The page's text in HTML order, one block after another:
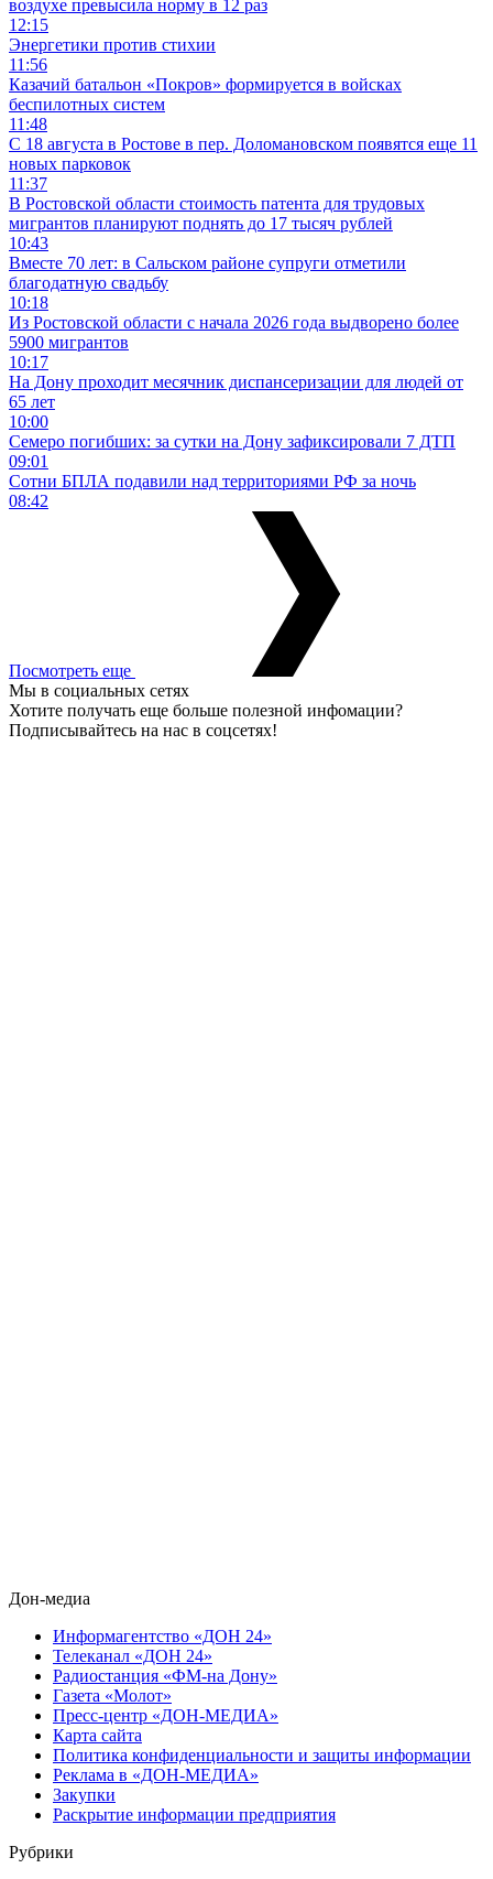
воздухе превысила норму в 12 раз
12:15
Энергетики против стихии
11:56
Казачий батальон «Покров» формируется в войсках
беспилотных систем
11:48
С 18 августа в Ростове в пер. Доломановском появятся еще 11
новых парковок
11:37
В Ростовской области стоимость патента для трудовых
мигрантов планируют поднять до 17 тысяч рублей
10:43
Вместе 70 лет: в Сальском районе супруги отметили
благодатную свадьбу
10:18
Из Ростовской области с начала 2026 года выдворено более
5900 мигрантов
10:17
На Дону проходит месячник диспансеризации для людей от
65 лет
10:00
Семеро погибших: за сутки на Дону зафиксировали 7 ДТП
09:01
Сотни БПЛА подавили над территориями РФ за ночь
08:42
Посмотреть еще
Мы в социальных сетях
Хотите получать еще больше полезной инфомации?
Подписывайтесь на нас в соцсетях!
Дон-медиа
Информагентство «ДОН 24»
Телеканал «ДОН 24»
Радиостанция «ФМ-на Дону»
Газета «Молот»
Пресс-центр «ДОН-МЕДИА»
Карта сайта
Политика конфиденциальности и защиты информации
Реклама в «ДОН-МЕДИА»
Закупки
Раскрытие информации предприятия
Рубрики